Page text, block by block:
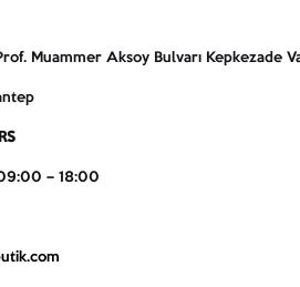
Muammer Aksoy Bulvarı Kepkezade
– 18:00